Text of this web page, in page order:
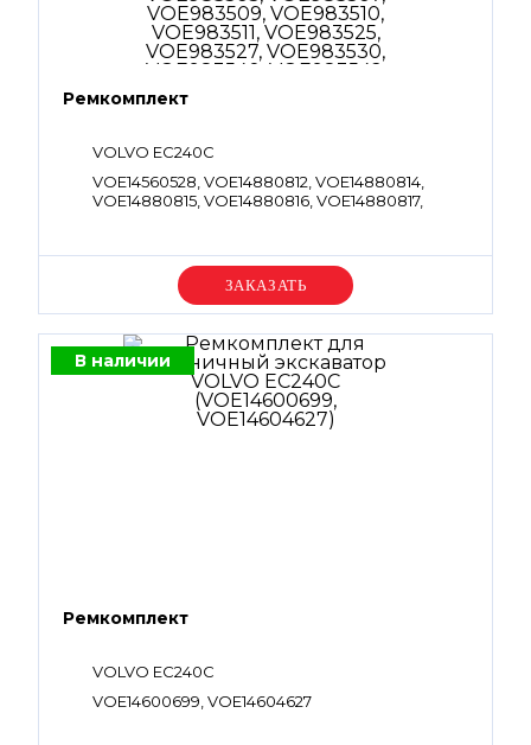
Ремкомплект
VOLVO EC240C
VOE14560528, VOE14880812, VOE14880814,
VOE14880815, VOE14880816, VOE14880817,
VOE983505, VOE983507, VOE983509,
VOE983510, VOE983511, VOE983525, VOE983527,
VOE983530, VOE983540, VOE983542,
VOE983543, VOE984778, VOE990525,
VOE990545, VOE990557, VOE990566,
VOE990569, VOE990736, VOE990739,
VOE4880663, VOE990740, VOE990756,
VOE993322, VOE932041, VOE993323,
Уточняйте цену
В наличии
Ремкомплект
VOLVO EC240C
VOE14600699, VOE14604627